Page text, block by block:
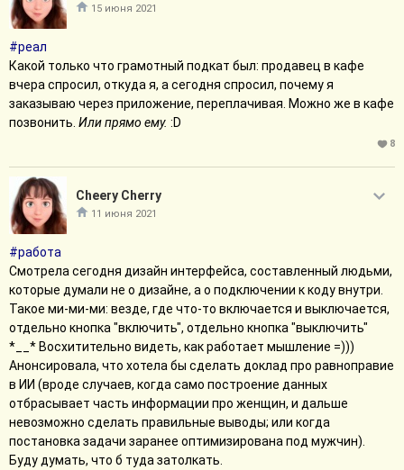
15 июня 2021
#реал
Какой только что грамотный подкат был: продавец в кафе
вчера спросил, откуда я, а сегодня спросил, почему я
заказываю через приложение, переплачивая. Можно же в кафе
позвонить. Или прямо ему. :D
8
Cheery Cherry
11 июня 2021
#работа
Смотрела сегодня дизайн интерфейса, составленный людьми,
которые думали не о дизайне, а о подключении к коду внутри.
Такое ми-ми-ми: везде, где что-то включается и выключается,
отдельно кнопка "включить", отдельно кнопка "выключить"
*__* Восхитительно видеть, как работает мышление =)))
Анонсировала, что хотела бы сделать доклад про равноправие
в ИИ (вроде случаев, когда само построение данных
отбрасывает часть информации про женщин, и дальше
невозможно сделать правильные выводы; или когда
постановка задачи заранее оптимизирована под мужчин).
Буду думать, что б туда затолкать.